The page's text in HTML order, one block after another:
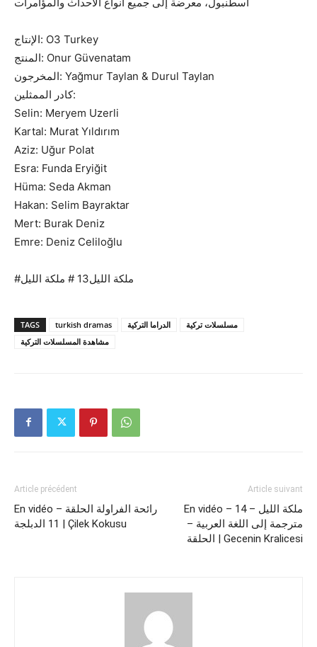
الإنتاج: O3 Turkey
المنتج: Onur Güvenatam
المخرجون: Yağmur Taylan & Durul Taylan
كادر الممثلين:
Selin: Meryem Uzerli
Kartal: Murat Yıldırım
Aziz: Uğur Polat
Esra: Funda Eryiğit
Hüma: Seda Akman
Hakan: Selim Bayraktar
Mert: Burak Deniz
Emre: Deniz Celiloğlu
#ملكة الليل13 # ملكة الليل
TAGS turkish dramas الدراما التركية
مسلسلات تركية
مشاهدة المسلسلات التركية
Article précédent
En vidéo – رائحة الفراولة الحلقة
11 الدبلجة | Çilek Kokusu‎
Article suivant
En vidéo – 14 ملكة الليل –
مترجمة إلى اللغة العربية –
الحلقة | Gecenin Kralicesi